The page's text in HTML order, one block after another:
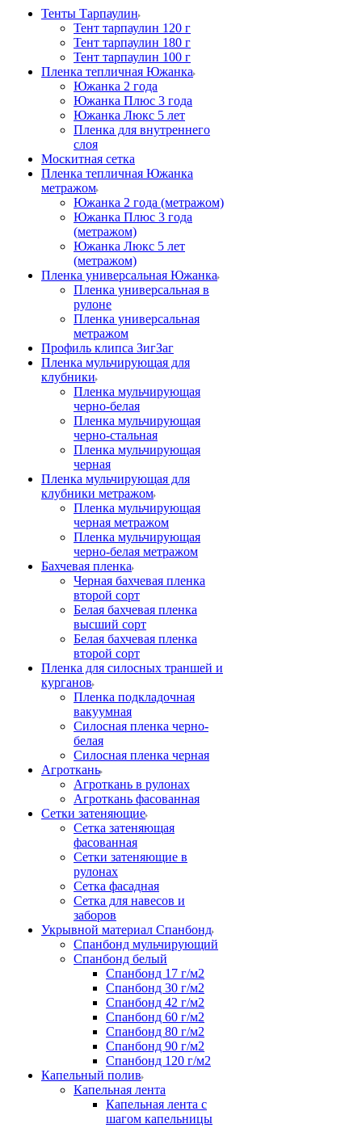
Тенты Тарпаулин
Тент тарпаулин 120 г
Тент тарпаулин 180 г
Тент тарпаулин 100 г
Пленка тепличная Южанка
Южанка 2 года
Южанка Плюс 3 года
Южанка Люкс 5 лет
Пленка для внутреннего
слоя
Москитная сетка
Пленка тепличная Южанка
метражом
Южанка 2 года (метражом)
Южанка Плюс 3 года
(метражом)
Южанка Люкс 5 лет
(метражом)
Пленка универсальная Южанка
Пленка универсальная в
рулоне
Пленка универсальная
метражом
Профиль клипса ЗигЗаг
Пленка мульчирующая для
клубники
Пленка мульчирующая
черно-белая
Пленка мульчирующая
черно-стальная
Пленка мульчирующая
черная
Пленка мульчирующая для
клубники метражом
Пленка мульчирующая
черная метражом
Пленка мульчирующая
черно-белая метражом
Бахчевая пленка
Черная бахчевая пленка
второй сорт
Белая бахчевая пленка
высший сорт
Белая бахчевая пленка
второй сорт
Пленка для силосных траншей и
курганов
Пленка подкладочная
вакуумная
Силосная пленка черно-
белая
Силосная пленка черная
Агроткань
Агроткань в рулонах
Агроткань фасованная
Сетки затеняющие
Сетка затеняющая
фасованная
Сетки затеняющие в
рулонах
Сетка фасадная
Сетка для навесов и
заборов
Укрывной материал Спанбонд
Спанбонд мульчирующий
Спанбонд белый
Спанбонд 17 г/м2
Спанбонд 30 г/м2
Спанбонд 42 г/м2
Спанбонд 60 г/м2
Спанбонд 80 г/м2
Спанбонд 90 г/м2
Спанбонд 120 г/м2
Капельный полив
Капельная лента
Капельная лента с
шагом капельницы